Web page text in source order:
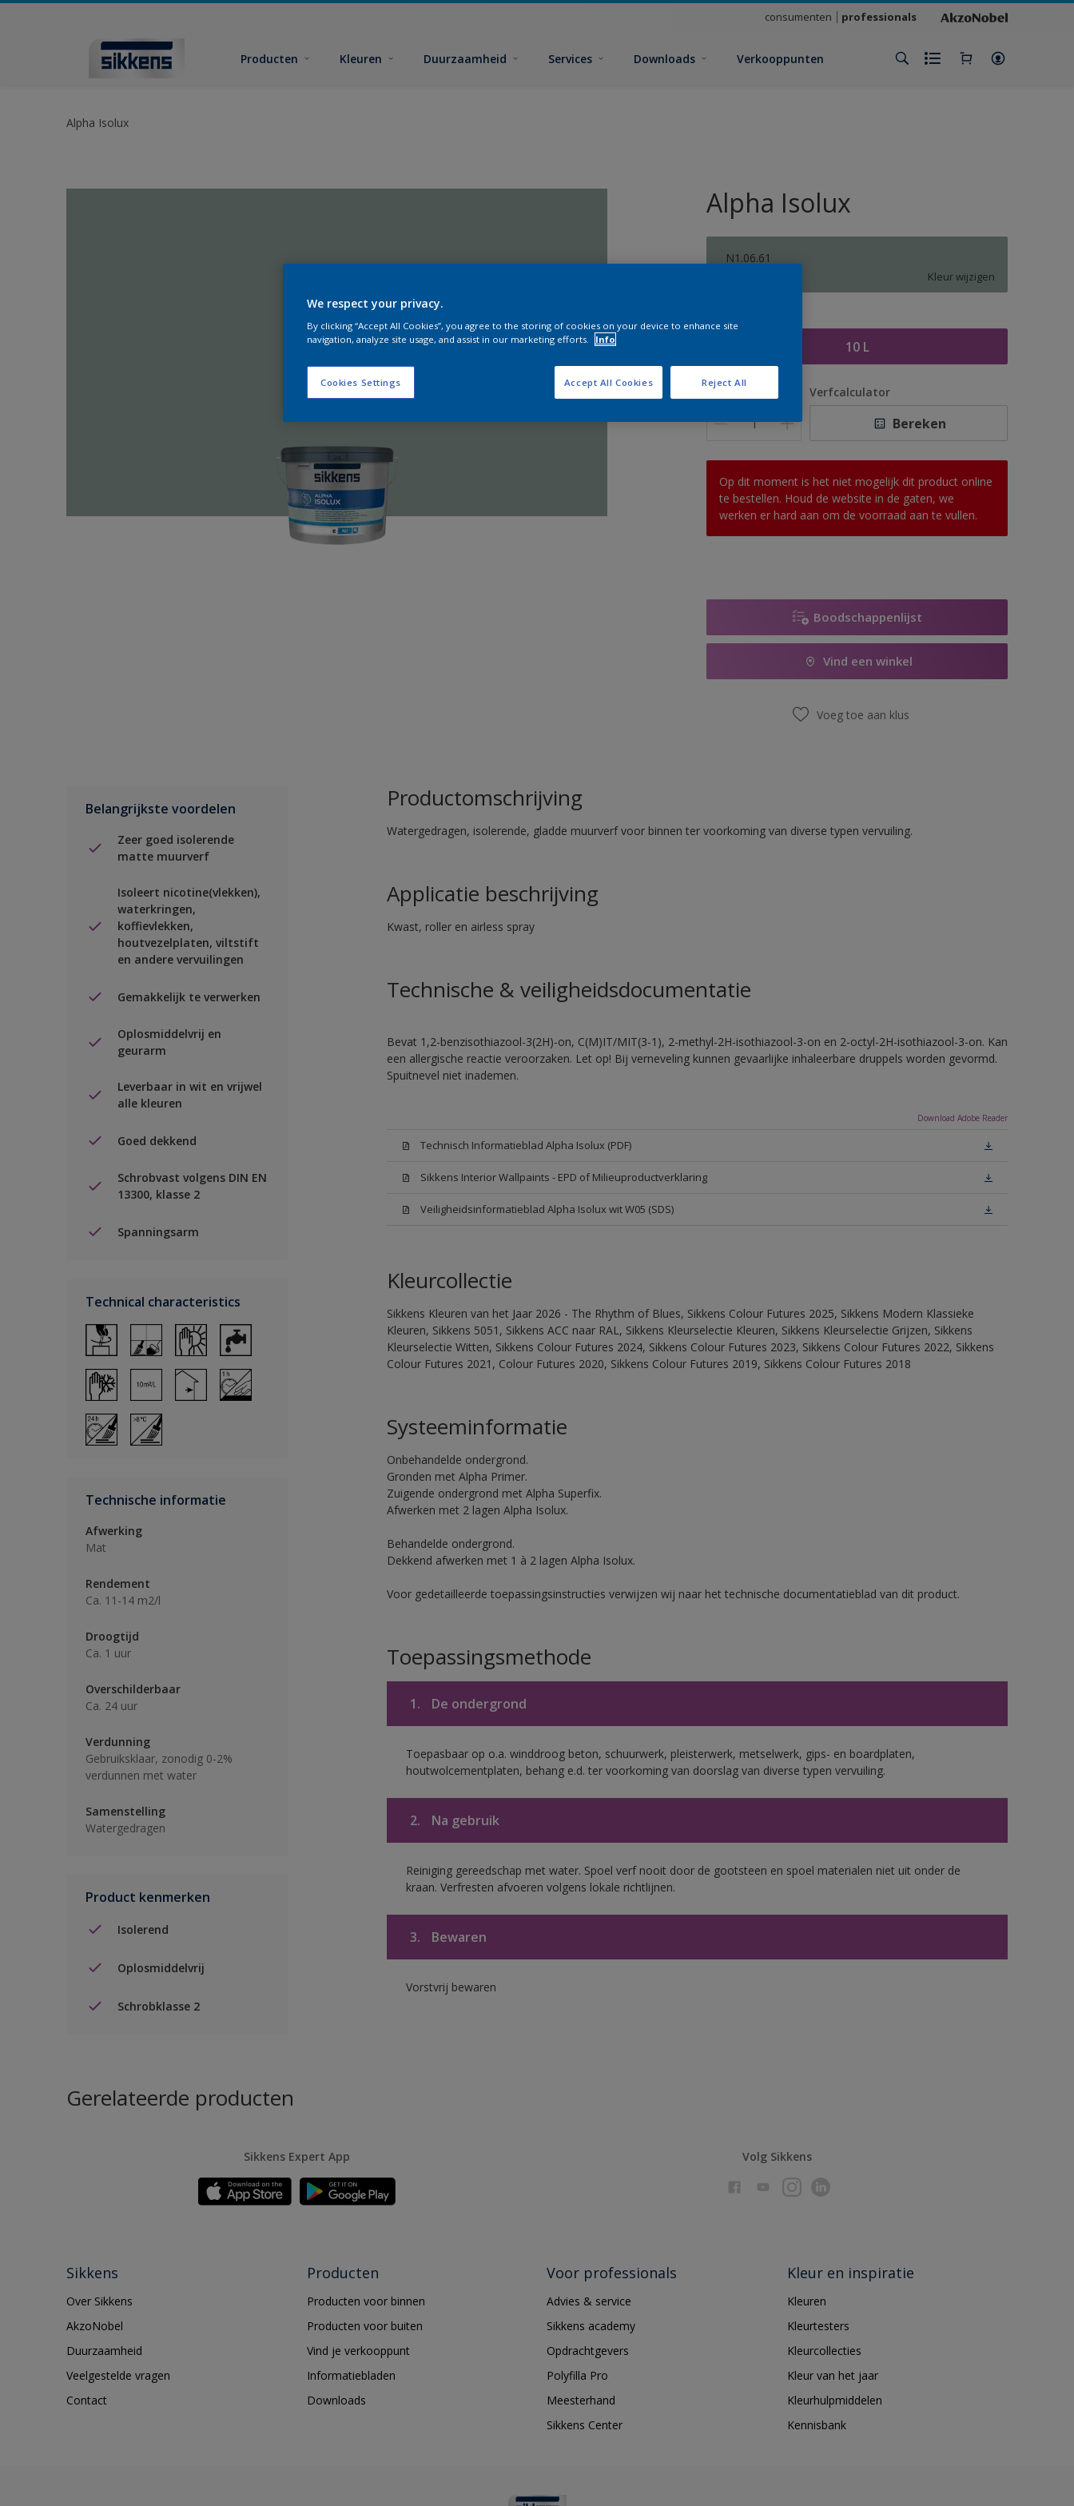
consumenten professionals
Producten Kleuren Duurzaamheid Services Downloads Verkooppunten
Alpha Isolux
Alpha Isolux
N1.06.61
Kleur wijzigen
Grootte
10 L
Aantal Verfcalculator
Bereken
Op dit moment is het niet mogelijk dit product online
te bestellen. Houd de website in de gaten, we
werken er hard aan om de voorraad aan te vullen.
Boodschappenlijst
Vind een winkel
Voeg toe aan klus
Belangrijkste voordelen
Zeer goed isolerende
matte muurverf
Isoleert nicotine(vlekken),
waterkringen,
koffievlekken,
houtvezelplaten, viltstift
en andere vervuilingen
Gemakkelijk te verwerken
Oplosmiddelvrij en
geurarm
Leverbaar in wit en vrijwel
alle kleuren
Goed dekkend
Schrobvast volgens DIN EN
13300, klasse 2
Spanningsarm
Technical characteristics
Technische informatie
Afwerking
Mat
Rendement
Ca. 11-14 m2/l
Droogtijd
Ca. 1 uur
Overschilderbaar
Ca. 24 uur
Verdunning
Gebruiksklaar, zonodig 0-2%
verdunnen met water
Samenstelling
Watergedragen
Product kenmerken
Isolerend
Oplosmiddelvrij
Schrobklasse 2
Productomschrijving
Watergedragen, isolerende, gladde muurverf voor binnen ter voorkoming van diverse typen vervuiling.
Applicatie beschrijving
Kwast, roller en airless spray
Technische & veiligheidsdocumentatie
Bevat 1,2-benzisothiazool-3(2H)-on, C(M)IT/MIT(3-1), 2-methyl-2H-isothiazool-3-on en 2-octyl-2H-isothiazool-3-on. Kan
een allergische reactie veroorzaken. Let op! Bij verneveling kunnen gevaarlijke inhaleerbare druppels worden gevormd.
Spuitnevel niet inademen.
Download Adobe Reader
Technisch Informatieblad Alpha Isolux (PDF)
Sikkens Interior Wallpaints - EPD of Milieuproductverklaring
Veiligheidsinformatieblad Alpha Isolux wit W05 (SDS)
Kleurcollectie
Sikkens Kleuren van het Jaar 2026 - The Rhythm of Blues, Sikkens Colour Futures 2025, Sikkens Modern Klassieke
Kleuren, Sikkens 5051, Sikkens ACC naar RAL, Sikkens Kleurselectie Kleuren, Sikkens Kleurselectie Grijzen, Sikkens
Kleurselectie Witten, Sikkens Colour Futures 2024, Sikkens Colour Futures 2023, Sikkens Colour Futures 2022, Sikkens
Colour Futures 2021, Colour Futures 2020, Sikkens Colour Futures 2019, Sikkens Colour Futures 2018
Systeeminformatie
Onbehandelde ondergrond.
Gronden met Alpha Primer.
Zuigende ondergrond met Alpha Superfix.
Afwerken met 2 lagen Alpha Isolux.
Behandelde ondergrond.
Dekkend afwerken met 1 à 2 lagen Alpha Isolux.
Voor gedetailleerde toepassingsinstructies verwijzen wij naar het technische documentatieblad van dit product.
Toepassingsmethode
1. De ondergrond
Toepasbaar op o.a. winddroog beton, schuurwerk, pleisterwerk, metselwerk, gips- en boardplaten,
houtwolcementplaten, behang e.d. ter voorkoming van doorslag van diverse typen vervuiling.
2. Na gebruik
Reiniging gereedschap met water. Spoel verf nooit door de gootsteen en spoel materialen niet uit onder de
kraan. Verfresten afvoeren volgens lokale richtlijnen.
3. Bewaren
Vorstvrij bewaren
Gerelateerde producten
Sikkens Expert App Volg Sikkens
Sikkens
Over Sikkens
AkzoNobel
Duurzaamheid
Veelgestelde vragen
Contact
Producten
Producten voor binnen
Producten voor buiten
Vind je verkooppunt
Informatiebladen
Downloads
Voor professionals
Advies & service
Sikkens academy
Opdrachtgevers
Polyfilla Pro
Meesterhand
Sikkens Center
Kleur en inspiratie
Kleuren
Kleurtesters
Kleurcollecties
Kleur van het jaar
Kleurhulpmiddelen
Kennisbank
We respect your privacy.
By clicking “Accept All Cookies”, you agree to the storing of cookies on your device to enhance site
navigation, analyze site usage, and assist in our marketing efforts.
Info
Cookies Settings Reject All
Accept All Cookies